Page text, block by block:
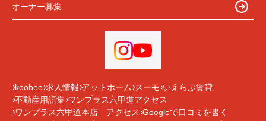
オーナー募集
koobee 求人情報 アットホーム スーモ いえらぶ賃貸
不動産用語集 ワンプラス六甲道アクセス
ワンプラス六甲道本店 アクセス Googleで口コミを書く